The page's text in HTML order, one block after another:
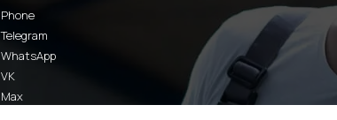
Phone
Telegram
WhatsApp
VK
Max